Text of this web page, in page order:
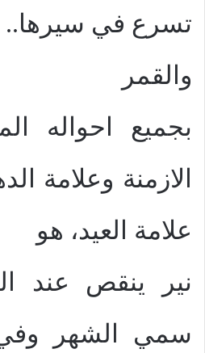
تسرع في سيرها..
والقمر
بجميع احواله
الازمنة وعلامة
علامة العيد، هو
نير ينقص عند
سمي الشهر وفي